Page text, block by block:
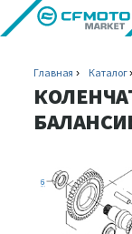
Главная Каталог